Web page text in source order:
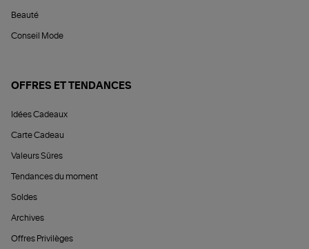
Beauté
Conseil Mode
OFFRES ET TENDANCES
Idées Cadeaux
Carte Cadeau
Valeurs Sûres
Tendances du moment
Soldes
Archives
Offres Privilèges